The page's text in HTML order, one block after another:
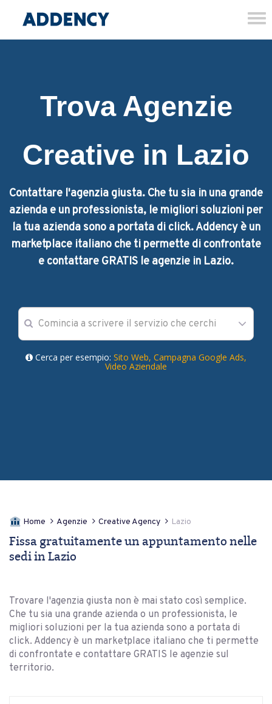
Trova Agenzie
Creative in Lazio
Contattare l'agenzia giusta. Che tu sia in una grande
azienda e un professionista, le migliori soluzioni per
la tua azienda sono a portata di click. Addency è un
marketplace italiano che ti permette di confrontate
e contattare GRATIS le agenzie in Lazio.
Cerca per esempio: Sito Web, Campagna Google Ads,
Video Aziendale
Home Agenzie Creative Agency Lazio
Fissa gratuitamente un appuntamento nelle
sedi in Lazio
Trovare l'agenzia giusta non è mai stato così semplice.
Che tu sia una grande azienda o un professionista, le
migliori soluzioni per la tua azienda sono a portata di
click. Addency è un marketplace italiano che ti permette
di confrontate e contattare GRATIS le agenzie sul
territorio.